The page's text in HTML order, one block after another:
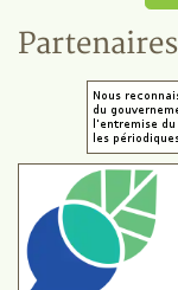
Partenaires